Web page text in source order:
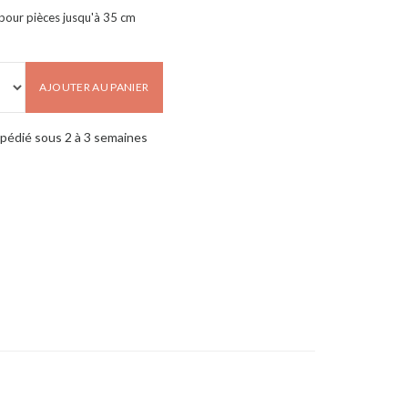
pièces jusqu'à 35 cm
AJOUTER AU PANIER
sous 2 à 3 semaines